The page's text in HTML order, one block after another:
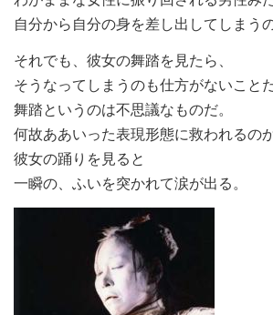
自分から自分の身を差し出してしまうの
それでも、彼女の舞踏を見たら、
そうなってしまうのも仕方がないこと
舞踏というのは不思議なものだ。
何故ああいった表現形態に救われるの
彼女の踊りを見ると
一瞬の、ふいを突かれて涙が出る。